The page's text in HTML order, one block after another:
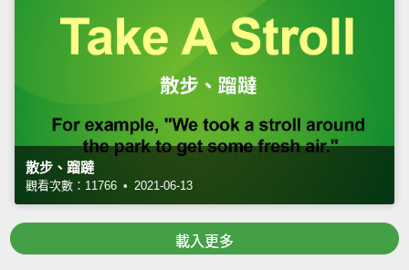
散步、蹓躂
觀看次數：11766 • 2021-06-13
載入更多